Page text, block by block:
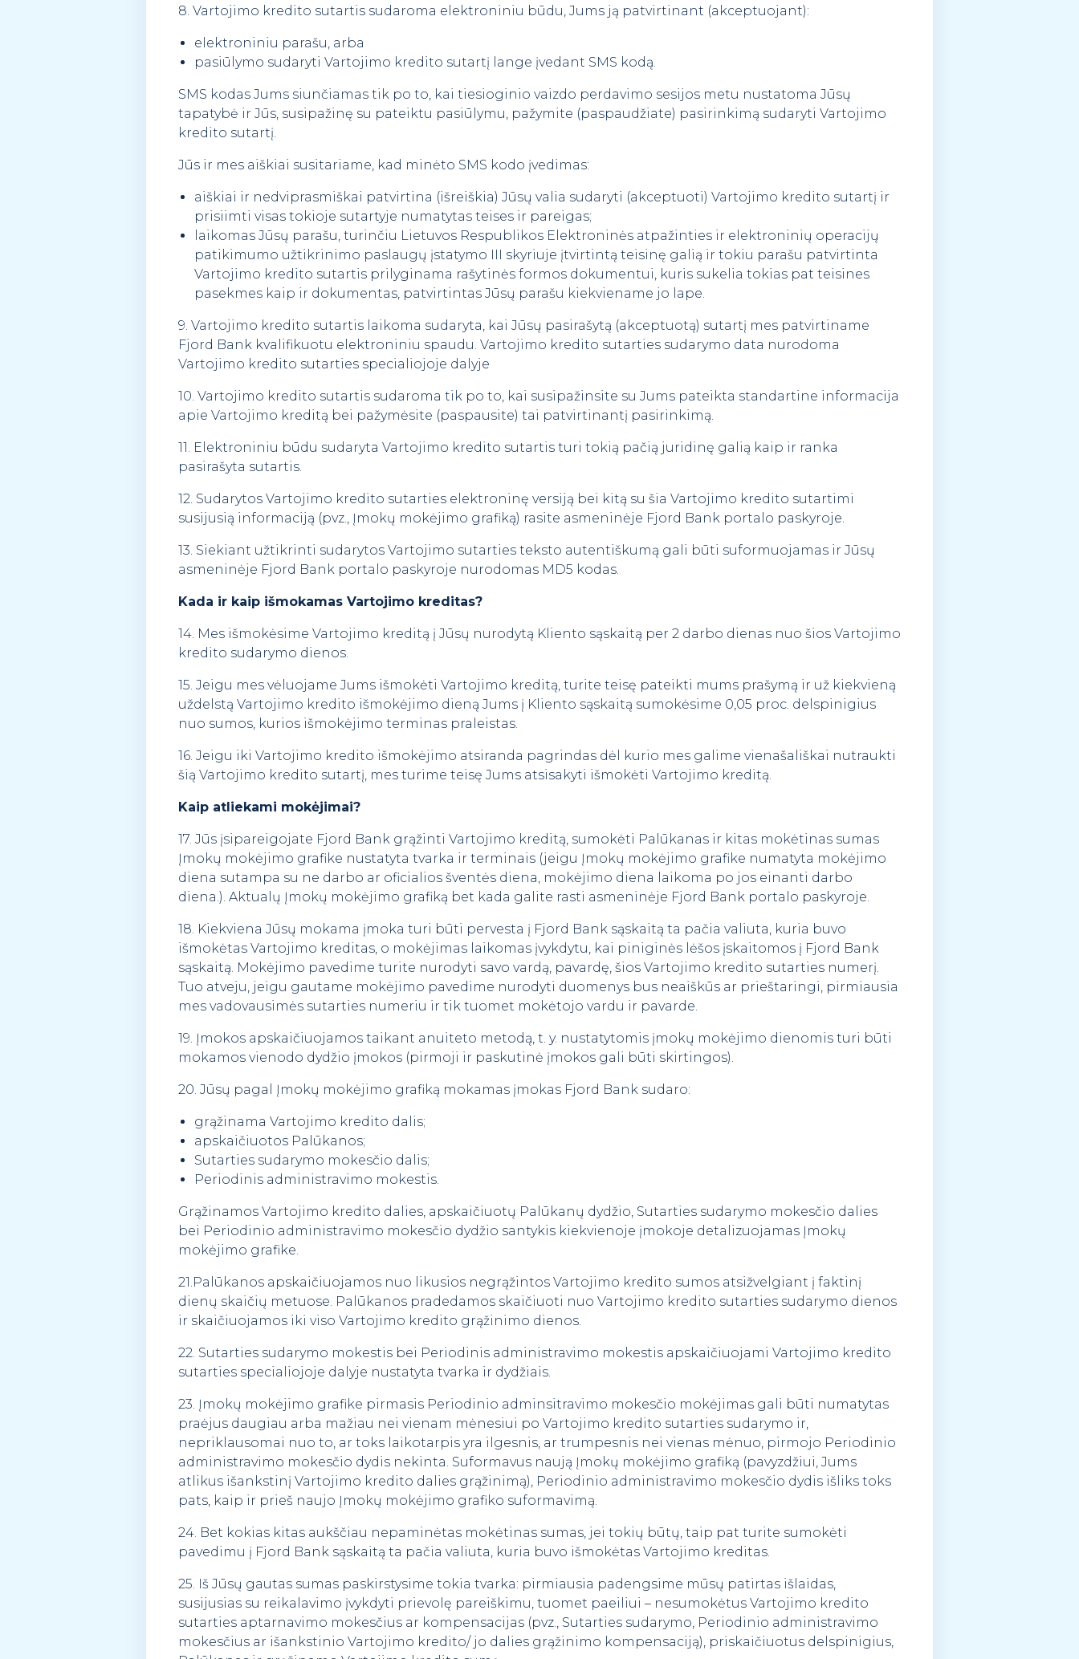
8. Vartojimo kredito sutartis sudaroma elektroniniu būdu, Jums ją patvirtinant (akceptuojant):
elektroniniu parašu, arba
pasiūlymo sudaryti Vartojimo kredito sutartį lange įvedant SMS kodą.
SMS kodas Jums siunčiamas tik po to, kai tiesioginio vaizdo perdavimo sesijos metu nustatoma Jūsų
tapatybė ir Jūs, susipažinę su pateiktu pasiūlymu, pažymite (paspaudžiate) pasirinkimą sudaryti Vartojimo
kredito sutartį.
Jūs ir mes aiškiai susitariame, kad minėto SMS kodo įvedimas:
aiškiai ir nedviprasmiškai patvirtina (išreiškia) Jūsų valia sudaryti (akceptuoti) Vartojimo kredito sutartį ir
prisiimti visas tokioje sutartyje numatytas teises ir pareigas;
laikomas Jūsų parašu, turinčiu Lietuvos Respublikos Elektroninės atpažinties ir elektroninių operacijų
patikimumo užtikrinimo paslaugų įstatymo III skyriuje įtvirtintą teisinę galią ir tokiu parašu patvirtinta
Vartojimo kredito sutartis prilyginama rašytinės formos dokumentui, kuris sukelia tokias pat teisines
pasekmes kaip ir dokumentas, patvirtintas Jūsų parašu kiekviename jo lape.
9. Vartojimo kredito sutartis laikoma sudaryta, kai Jūsų pasirašytą (akceptuotą) sutartį mes patvirtiname
Fjord Bank kvalifikuotu elektroniniu spaudu. Vartojimo kredito sutarties sudarymo data nurodoma
Vartojimo kredito sutarties specialiojoje dalyje
10. Vartojimo kredito sutartis sudaroma tik po to, kai susipažinsite su Jums pateikta standartine informacija
apie Vartojimo kreditą bei pažymėsite (paspausite) tai patvirtinantį pasirinkimą.
11. Elektroniniu būdu sudaryta Vartojimo kredito sutartis turi tokią pačią juridinę galią kaip ir ranka
pasirašyta sutartis.
12. Sudarytos Vartojimo kredito sutarties elektroninę versiją bei kitą su šia Vartojimo kredito sutartimi
susijusią informaciją (pvz., Įmokų mokėjimo grafiką) rasite asmeninėje Fjord Bank portalo paskyroje.
13. Siekiant užtikrinti sudarytos Vartojimo sutarties teksto autentiškumą gali būti suformuojamas ir Jūsų
asmeninėje Fjord Bank portalo paskyroje nurodomas MD5 kodas.
Kada ir kaip išmokamas Vartojimo kreditas?
14. Mes išmokėsime Vartojimo kreditą į Jūsų nurodytą Kliento sąskaitą per 2 darbo dienas nuo šios Vartojimo
kredito sudarymo dienos.
15. Jeigu mes vėluojame Jums išmokėti Vartojimo kreditą, turite teisę pateikti mums prašymą ir už kiekvieną
uždelstą Vartojimo kredito išmokėjimo dieną Jums į Kliento sąskaitą sumokėsime 0,05 proc. delspinigius
nuo sumos, kurios išmokėjimo terminas praleistas.
16. Jeigu iki Vartojimo kredito išmokėjimo atsiranda pagrindas dėl kurio mes galime vienašališkai nutraukti
šią Vartojimo kredito sutartį, mes turime teisę Jums atsisakyti išmokėti Vartojimo kreditą.
Kaip atliekami mokėjimai?
17. Jūs įsipareigojate Fjord Bank grąžinti Vartojimo kreditą, sumokėti Palūkanas ir kitas mokėtinas sumas
Įmokų mokėjimo grafike nustatyta tvarka ir terminais (jeigu Įmokų mokėjimo grafike numatyta mokėjimo
diena sutampa su ne darbo ar oficialios šventės diena, mokėjimo diena laikoma po jos einanti darbo
diena.). Aktualų Įmokų mokėjimo grafiką bet kada galite rasti asmeninėje Fjord Bank portalo paskyroje.
18. Kiekviena Jūsų mokama įmoka turi būti pervesta į Fjord Bank sąskaitą ta pačia valiuta, kuria buvo
išmokėtas Vartojimo kreditas, o mokėjimas laikomas įvykdytu, kai piniginės lėšos įskaitomos į Fjord Bank
sąskaitą. Mokėjimo pavedime turite nurodyti savo vardą, pavardę, šios Vartojimo kredito sutarties numerį.
Tuo atveju, jeigu gautame mokėjimo pavedime nurodyti duomenys bus neaiškūs ar prieštaringi, pirmiausia
mes vadovausimės sutarties numeriu ir tik tuomet mokėtojo vardu ir pavarde.
19. Įmokos apskaičiuojamos taikant anuiteto metodą, t. y. nustatytomis įmokų mokėjimo dienomis turi būti
mokamos vienodo dydžio įmokos (pirmoji ir paskutinė įmokos gali būti skirtingos).
20. Jūsų pagal Įmokų mokėjimo grafiką mokamas įmokas Fjord Bank sudaro:
grąžinama Vartojimo kredito dalis;
apskaičiuotos Palūkanos;
Sutarties sudarymo mokesčio dalis;
Periodinis administravimo mokestis.
Grąžinamos Vartojimo kredito dalies, apskaičiuotų Palūkanų dydžio, Sutarties sudarymo mokesčio dalies
bei Periodinio administravimo mokesčio dydžio santykis kiekvienoje įmokoje detalizuojamas Įmokų
mokėjimo grafike.
21.Palūkanos apskaičiuojamos nuo likusios negrąžintos Vartojimo kredito sumos atsižvelgiant į faktinį
dienų skaičių metuose. Palūkanos pradedamos skaičiuoti nuo Vartojimo kredito sutarties sudarymo dienos
ir skaičiuojamos iki viso Vartojimo kredito grąžinimo dienos.
22. Sutarties sudarymo mokestis bei Periodinis administravimo mokestis apskaičiuojami Vartojimo kredito
sutarties specialiojoje dalyje nustatyta tvarka ir dydžiais.
23. Įmokų mokėjimo grafike pirmasis Periodinio adminsitravimo mokesčio mokėjimas gali būti numatytas
praėjus daugiau arba mažiau nei vienam mėnesiui po Vartojimo kredito sutarties sudarymo ir,
nepriklausomai nuo to, ar toks laikotarpis yra ilgesnis, ar trumpesnis nei vienas mėnuo, pirmojo Periodinio
administravimo mokesčio dydis nekinta. Suformavus naują Įmokų mokėjimo grafiką (pavyzdžiui, Jums
atlikus išankstinį Vartojimo kredito dalies grąžinimą), Periodinio administravimo mokesčio dydis išliks toks
pats, kaip ir prieš naujo Įmokų mokėjimo grafiko suformavimą.
24. Bet kokias kitas aukščiau nepaminėtas mokėtinas sumas, jei tokių būtų, taip pat turite sumokėti
pavedimu į Fjord Bank sąskaitą ta pačia valiuta, kuria buvo išmokėtas Vartojimo kreditas.
25. Iš Jūsų gautas sumas paskirstysime tokia tvarka: pirmiausia padengsime mūsų patirtas išlaidas,
susijusias su reikalavimo įvykdyti prievolę pareiškimu, tuomet paeiliui – nesumokėtus Vartojimo kredito
sutarties aptarnavimo mokesčius ar kompensacijas (pvz., Sutarties sudarymo, Periodinio administravimo
mokesčius ar išankstinio Vartojimo kredito/ jo dalies grąžinimo kompensaciją), priskaičiuotus delspinigius,